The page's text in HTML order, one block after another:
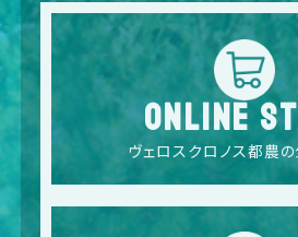
ONLINE
ヴェロスクロノス都農